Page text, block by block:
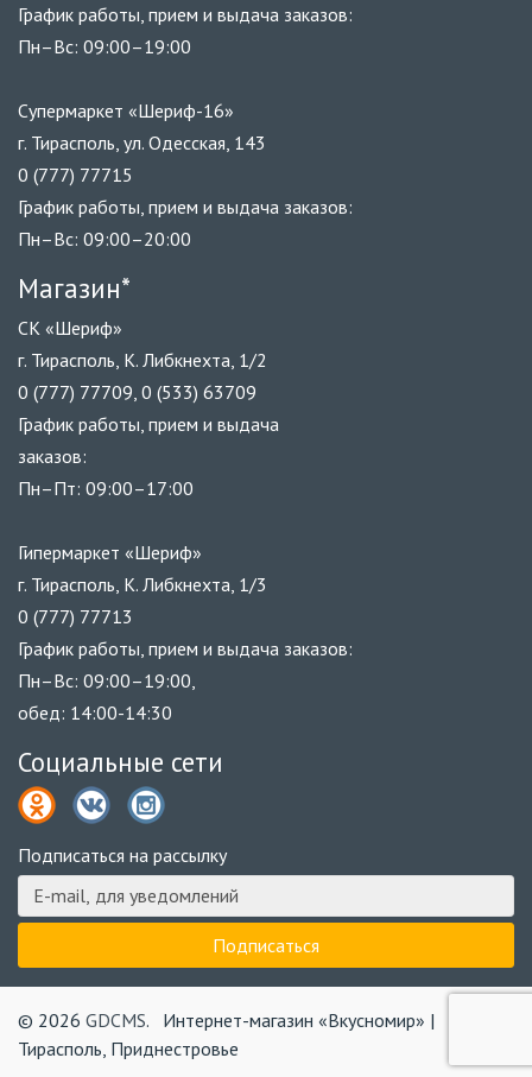
График работы, прием и выдача заказов:
Пн–Вс: 09:00–19:00
Супермаркет «Шериф-16»
г. Тирасполь, ул. Одесская, 143
0 (777) 77715
График работы, прием и выдача заказов:
Пн–Вс: 09:00–20:00
Магазин*
СК «Шериф»
г. Тирасполь, К. Либкнехта, 1/2
0 (777) 77709, 0 (533) 63709
График работы, прием и выдача
заказов:
Пн–Пт: 09:00–17:00
Гипермаркет «Шериф»
г. Тирасполь, К. Либкнехта, 1/3
0 (777) 77713
График работы, прием и выдача заказов:
Пн–Вс: 09:00–19:00,
обед: 14:00-14:30
Социальные сети
Подписаться на рассылку
© 2026 GDCMS. Интернет-магазин «Вкусномир» |
Тирасполь, Приднестровье